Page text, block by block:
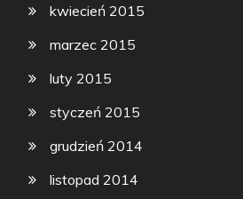
kwiecień 2015
marzec 2015
luty 2015
styczeń 2015
grudzień 2014
listopad 2014